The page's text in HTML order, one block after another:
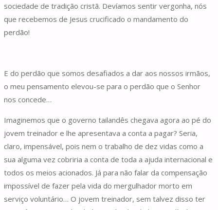
sociedade de tradição cristã. Devíamos sentir vergonha, nós
que recebemos de Jesus crucificado o mandamento do
perdão!
E do perdão que somos desafiados a dar aos nossos irmãos,
o meu pensamento elevou-se para o perdão que o Senhor
nos concede…
Imaginemos que o governo tailandês chegava agora ao pé do
jovem treinador e lhe apresentava a conta a pagar? Seria,
claro, impensável, pois nem o trabalho de dez vidas como a
sua alguma vez cobriria a conta de toda a ajuda internacional e
todos os meios acionados. Já para não falar da compensação
impossível de fazer pela vida do mergulhador morto em
serviço voluntário… O jovem treinador, sem talvez disso ter